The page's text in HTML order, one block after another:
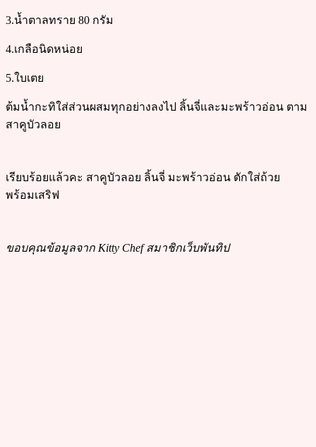
3.น้ำตาลทราย 80 กรัม
4.เกลือนิดหน่อย
5.ใบเตย
ต้มน้ำกะทิใส่ส่วนผสมทุกอย่างลงไป ลิ้นจี่และมะพร้าวอ่อน ตาม
สาคูบัวลอย
เรียบร้อยแล้วคะ สาคูบัวลอย ลิ้นจี่ มะพร้าวอ่อน ตักใส่ถ้วย
พร้อมเสริฟ
ขอบคุณข้อมูลจาก Kitty Chef สมาชิกเว็บพันทิป